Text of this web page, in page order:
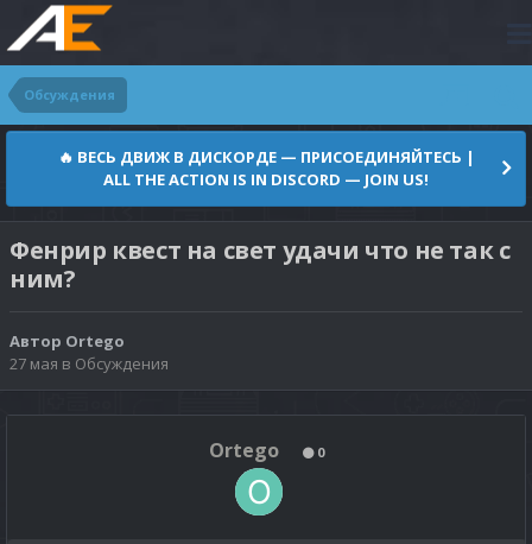
Обсуждения
🔥 ВЕСЬ ДВИЖ В ДИСКОРДЕ — ПРИСОЕДИНЯЙТЕСЬ |
ALL THE ACTION IS IN DISCORD — JOIN US!
Фенрир квест на свет удачи что не так с
ним?
Автор Ortego
27 мая в Обсуждения
Ortego 0